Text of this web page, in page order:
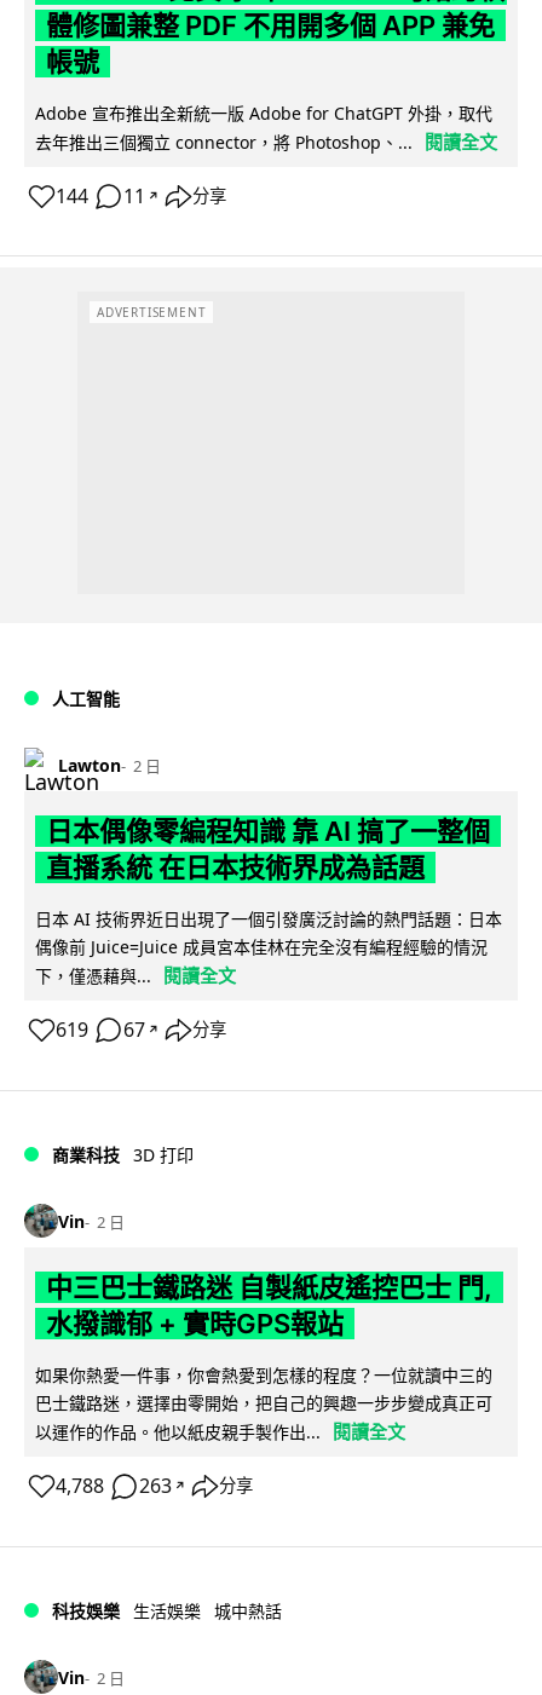
體修圖兼整 PDF 不用開多個 APP 兼免
帳號
Adobe 宣布推出全新統一版 Adobe for ChatGPT 外掛，取代
去年推出三個獨立 connector，將 Photoshop、...
閱讀全文
144 11 ↗ 分享
ADVERTISEMENT
人工智能
Lawton 2 日
日本偶像零編程知識 靠 AI 搞了一整個
直播系統 在日本技術界成為話題
日本 AI 技術界近日出現了一個引發廣泛討論的熱門話題：日本
偶像前 Juice=Juice 成員宮本佳林在完全沒有編程經驗的情況
下，僅憑藉與...
閱讀全文
619 67 ↗ 分享
商業科技 3D 打印
Vin 2 日
中三巴士鐵路迷 自製紙皮遙控巴士 門,
水撥識郁 + 實時GPS報站
如果你熱愛一件事，你會熱愛到怎樣的程度？一位就讀中三的
巴士鐵路迷，選擇由零開始，把自己的興趣一步步變成真正可
以運作的作品。他以紙皮親手製作出...
閱讀全文
4,788 263 ↗ 分享
科技娛樂 生活娛樂 城中熱話
Vin 2 日